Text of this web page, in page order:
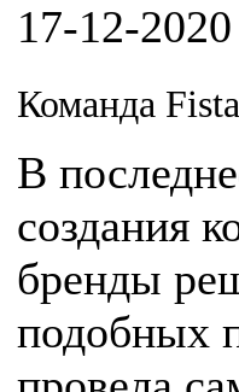
17-12-
Команда
В
создания
бренды
подобных